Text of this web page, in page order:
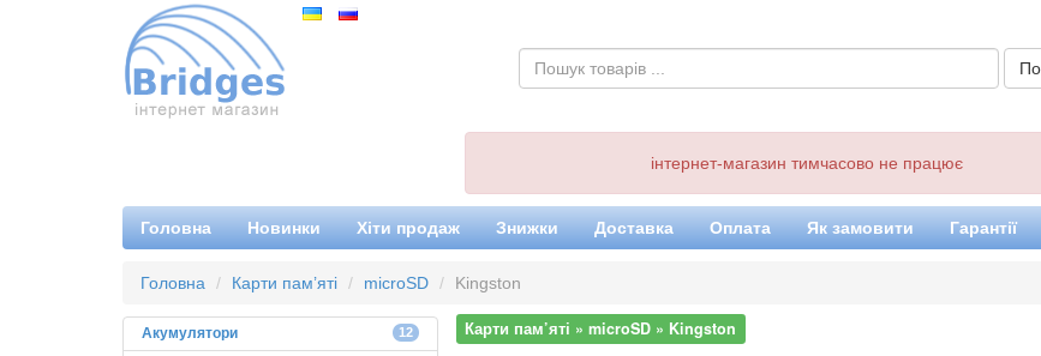
інтернет-магазин тимчасово не працює
Головна Новинки Хіти продаж Знижки Доставка Оплата Як замовити Гарантії
Головна Карти пам’яті microSD Kingston
Акумулятори 12 Карти пам’яті » microSD » Kingston